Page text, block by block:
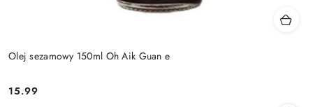
Olej sezamowy 150ml Oh Aik Guan e
Cena:
15.99